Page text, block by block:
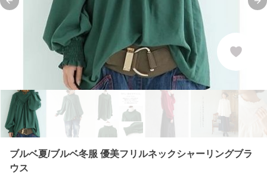
Previous slide
ブルベ夏/ブルベ冬服 優美フリルネックシャーリングブラ
ウス